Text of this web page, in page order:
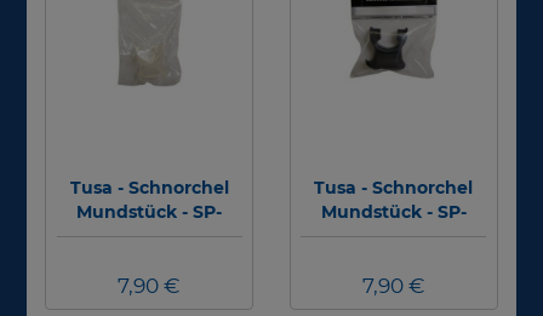
Tusa - Schnorchel
Mundstück - SP-
500/580 - Farbe:
7,90 €
Tusa - Schnorchel
Mundstück - SP-
500/580 - Farbe:
7,90 €